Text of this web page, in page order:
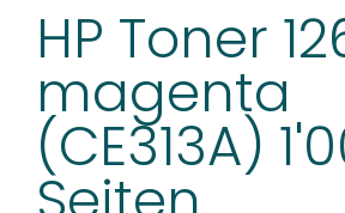
HP Toner
magenta
(CE313A)